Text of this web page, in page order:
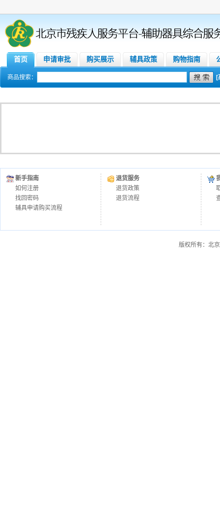
首页 申请审批 购买展示 辅具政策 购物指南
商品搜索： [
新手指南
如何注册
找回密码
辅具申请购买流程
退货服务
退货政策
退货流程
版权所有：北